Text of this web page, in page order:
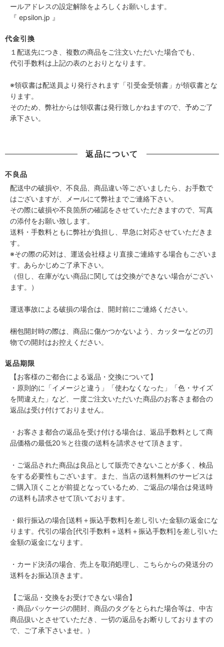
ールアドレスの設定解除をよろしくお願いします。
『 epsilon.jp 』
代金引換
１配送先につき、複数の商品をご注文いただいた場合でも、
代引手数料は上記の表のとおりとなります。
※領収書は配送員より発行されます「引受金受領書」が領収書とな
ります。
そのため、弊社からは領収書は発行致しかねますので、予めご了
承下さい。
返品について
不良品
配送中の破損や、不良品、商品違い等ございましたら、お手数で
はございますが、メールにて弊社までご連絡下さい。
その際に破損や不良箇所の確認をさせていただきますので、写真
の添付をお願い致します。
送料・手数料ともに弊社が負担し、早急に対応させていただきま
す。
※その際の応対は、運送会社様より直接ご連絡する場合もございま
す。あらかじめご了承下さい。
（但し、在庫がない商品に関しては交換ができない場合がござい
ます。）
運送事故による破損の場合は、開封前にご連絡ください。
梱包開封時の際は、商品に傷かつかないよう、カッターなどの刃
物での開封はお控えください。
返品期限
【お客様のご都合による返品・交換について】
・原則的に「イメージと違う」「使わなくなった」「色・サイズ
を間違えた」など、一度ご注文いただいた商品のお客さま都合の
返品は受け付けておりません。
・お客さま都合の返品を受け付ける場合は、返品手数料として商
品価格の最低20％と往復の送料を請求させて頂きます。
・ご返品された商品は良品として販売できないことが多く、検品
をする必要性もございます。また、当店の送料無料のサービスは
ご購入頂くことが前提となっているため、ご返品の場合は発送時
の送料も請求させて頂いております。
・銀行振込の場合[送料＋振込手数料]を差し引いた金額の返金にな
ります。代引の場合[代引手数料＋送料＋振込手数料]を差し引いた
金額の返金になります。
・カード決済の場合、売上を取消処理し、こちらからの発送分の
送料をお振込頂きます。
【ご返品・交換をお受けできない場合】
・商品パッケージの開封、商品のタグをとられた場合等は、中古
商品扱いとさせていただき、一切の返品をお断りしておりますの
で、ご了承下さいませ。）